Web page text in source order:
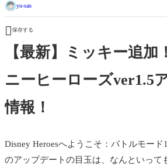
yu-san
 保存する
【最新】ミッキー追
ニーヒーローズver1.5
情報！
Disney Heroesへようこそ：バトルモード
のアップデートの目玉は、なんといって